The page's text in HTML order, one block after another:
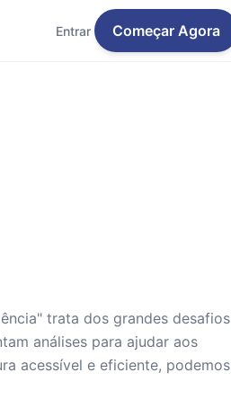
Entrar Começar Agora
trata dos grandes desafios
análises para ajudar aos
acessível e eficiente, podemos